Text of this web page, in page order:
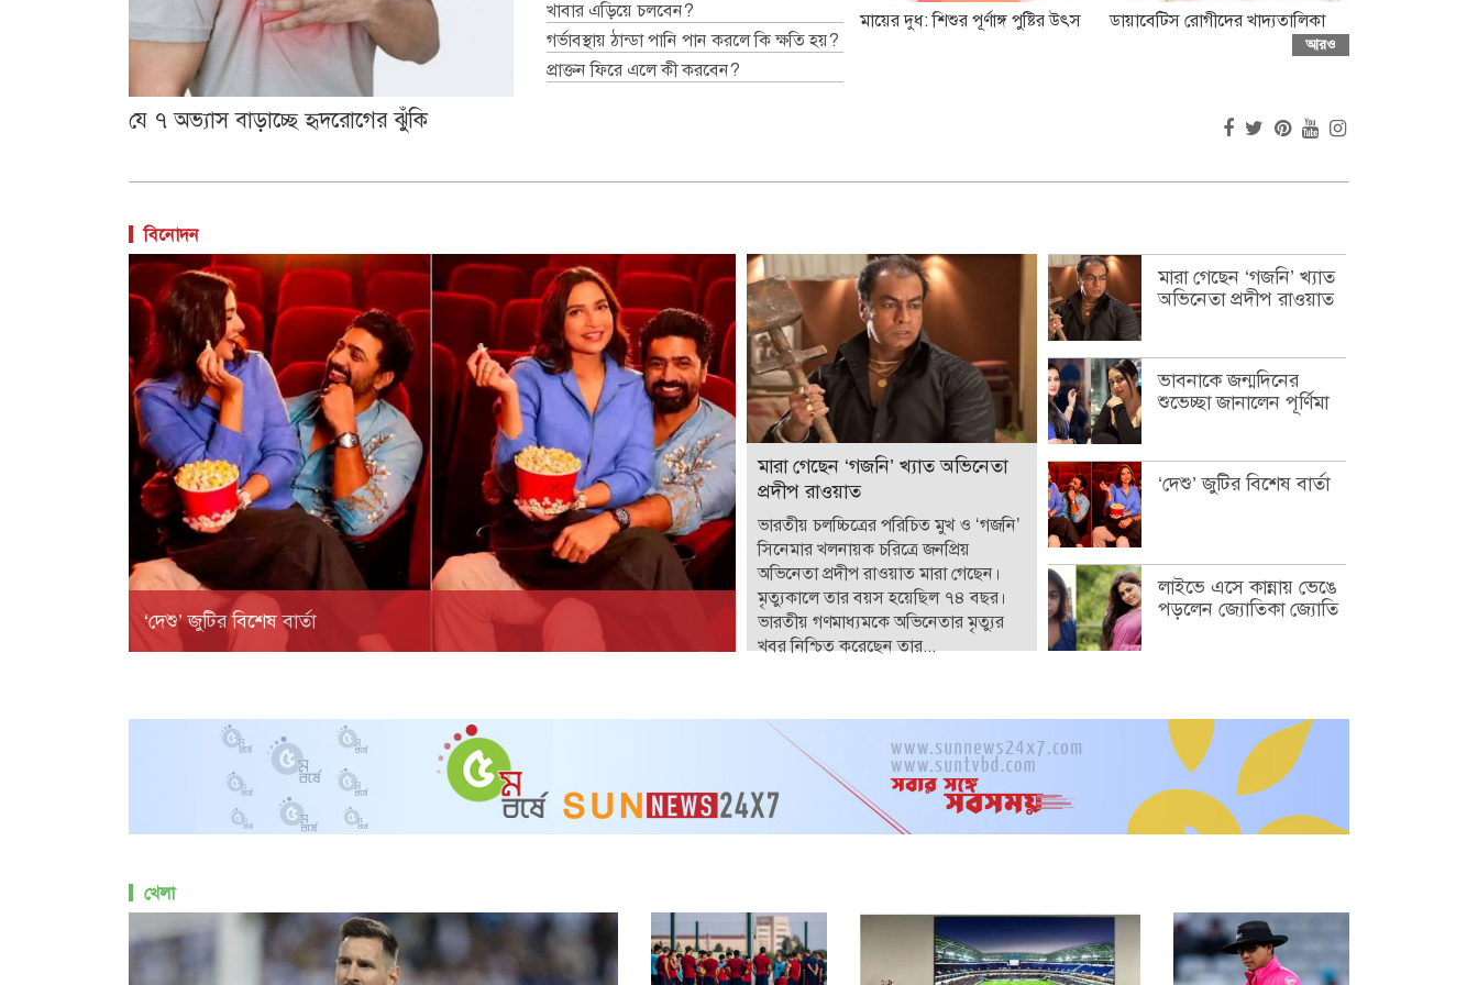
যে ৭ অভ্যাস বাড়াচ্ছে হৃদরোগের ঝুঁকি
খাবার এড়িয়ে চলবেন?
গর্ভাবস্থায় ঠান্ডা পানি পান করলে কি ক্ষতি হয়?
প্রাক্তন ফিরে এলে কী করবেন?
মায়ের দুধ: শিশুর পূর্ণাঙ্গ পুষ্টির উৎস ডায়াবেটিস রোগীদের খাদ্যতালিকা
আরও
বিনোদন
‘দেশু’ জুটির বিশেষ বার্তা
মারা গেছেন ‘গজনি’ খ্যাত অভিনেতা
প্রদীপ রাওয়াত
ভারতীয় চলচ্চিত্রের পরিচিত মুখ ও ‘গজনি’
সিনেমার খলনায়ক চরিত্রে জনপ্রিয়
অভিনেতা প্রদীপ রাওয়াত মারা গেছেন।
মৃত্যুকালে তার বয়স হয়েছিল ৭৪ বছর।
ভারতীয় গণমাধ্যমকে অভিনেতার মৃত্যুর
খবর নিশ্চিত করেছেন তার...
মারা গেছেন ‘গজনি’ খ্যাত
অভিনেতা প্রদীপ রাওয়াত
ভাবনাকে জন্মদিনের
শুভেচ্ছা জানালেন পূর্ণিমা
‘দেশু’ জুটির বিশেষ বার্তা
লাইভে এসে কান্নায় ভেঙে
পড়লেন জ্যোতিকা জ্যোতি
খেলা